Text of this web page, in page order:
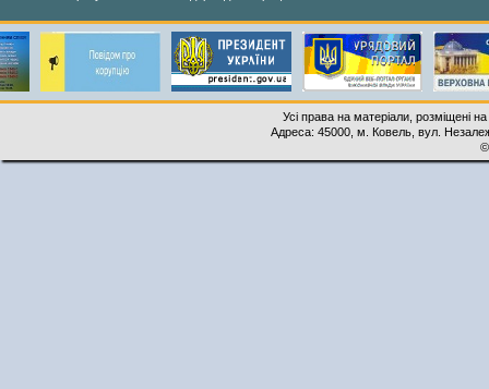
Усі права на матеріали, розміщені
Адреса: 45000, м. Ковель, вул.